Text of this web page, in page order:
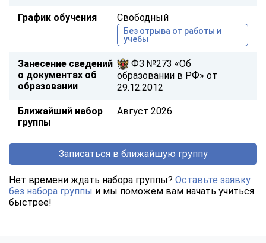
График обучения Свободный
Без отрыва от работы и
учебы
Занесение сведений
о документах об
образовании
ФЗ №273 «Об
образовании в РФ» от
29.12.2012
Ближайший набор
группы
Август 2026
Записаться в ближайшую группу
Нет времени ждать набора группы? Оставьте заявку
без набора группы и мы поможем вам начать учиться
быстрее!